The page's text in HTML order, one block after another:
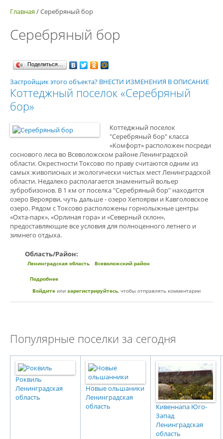
Главная /Серебряный бор
Серебряный бор
Поделиться…
Застройщик этого объекта? ВНЕСТИ ИЗМЕНЕНИЯ В ОПИСАНИЕ
Коттеджный поселок «Серебряный
бор»
Коттеджный поселок
"Серебряный бор" класса
«Комфорт» расположен посреди
соснового леса во Всеволожском районе Ленинградской
области. Окрестности Токсово по праву считаются одним из
самых живописных и экологически чистых мест Ленинградской
области. Недалеко располагается знаменитый вольер
зубробизонов. В 1 км от поселка "Серебряный бор" находится
озеро Вероярви, чуть дальше - озеро Хепоярви и Кавголовское
озеро. Рядом с Токсово расположены горнолыжные центры
«Охта-парк», «Орлиная гора» и «Северный склон»,
предоставляющие все условия для полноценного летнего и
зимнего отдыха.
Область/Район:
Ленинградская область Всеволожский район
Подробнее
Войдите или зарегистрируйтесь, чтобы отправлять комментарии
Популярные поселки за сегодня
Роквиль
Ленинградская
область
Новые ольшаники
Ленинградская
область
Кивеннапа Юго-
Запад
Ленинградская
область